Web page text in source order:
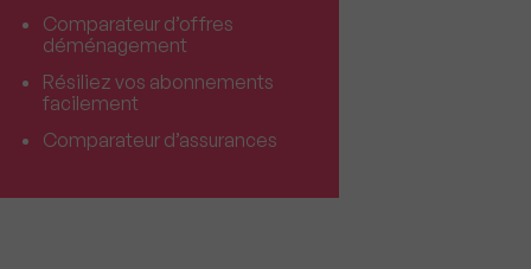
Comparateur d’offres
déménagement
Résiliez vos abonnements
facilement
Comparateur d’assurances